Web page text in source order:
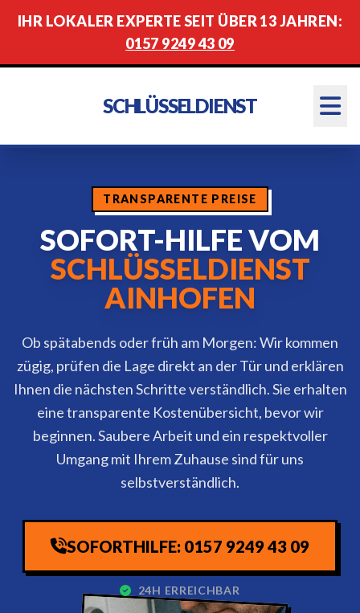
IHR LOKALER EXPERTE SEIT ÜBER 13 JAHREN:
0157 9249 43 09
SCHLÜSSELDIENST
TRANSPARENTE PREISE
SOFORT-HILFE VOM
SCHLÜSSELDIENST
AINHOFEN
Ob spätabends oder früh am Morgen: Wir kommen
zügig, prüfen die Lage direkt an der Tür und erklären
Ihnen die nächsten Schritte verständlich. Sie erhalten
eine transparente Kostenübersicht, bevor wir
beginnen. Saubere Arbeit und ein respektvoller
Umgang mit Ihrem Zuhause sind für uns
selbstverständlich.
SOFORTHILFE: 0157 9249 43 09
24H ERREICHBAR